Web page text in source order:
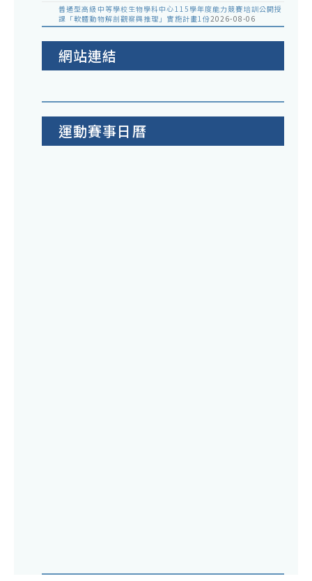
普通型高級中等學校生物學科中心115學年度能力競賽培訓公開授
課「軟體動物解剖觀察與推理」實施計畫1份2026-08-06
網站連結
運動賽事日曆